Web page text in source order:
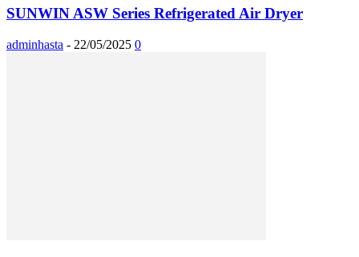
SUNWIN ASW Series Refrigerated Air Dryer
adminhasta - 22/05/2025 0